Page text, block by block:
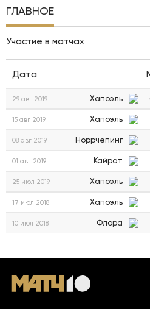
ГЛАВНОЕ
Участие в матчах
Дата
29 авг 2019 Хапоэль
15 авг 2019 Хапоэль
08 авг 2019 Норрчепинг
01 авг 2019 Кайрат
25 июл 2019 Хапоэль
17 июл 2018 Хапоэль
10 июл 2018 Флора